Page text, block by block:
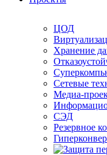
ЦОД
Хранение
Сетевые
Медиа-
СЭД
Резервное